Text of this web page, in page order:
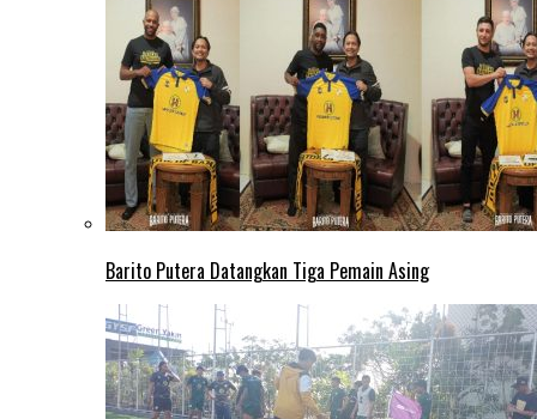
Barito Putera Datangkan Tiga Pemain Asing